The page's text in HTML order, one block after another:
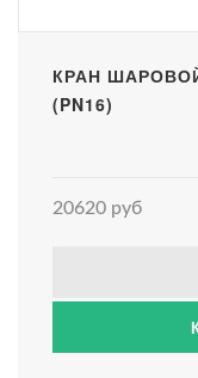
КРАН
(PN16)
20620 руб